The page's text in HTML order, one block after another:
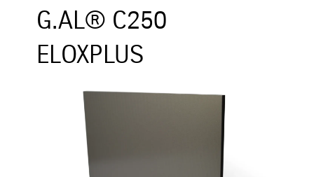
G.AL® C250
ELOXPLUS